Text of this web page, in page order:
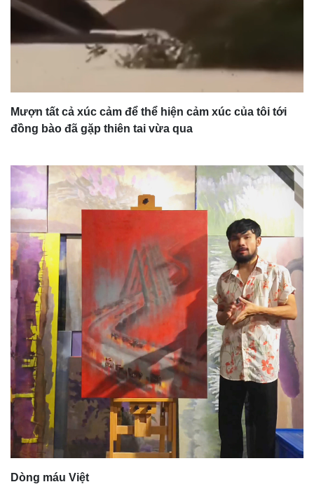
Mượn tất cả xúc cảm để thể hiện cảm xúc của tôi tới
đồng bào đã gặp thiên tai vừa qua
Dòng máu Việt